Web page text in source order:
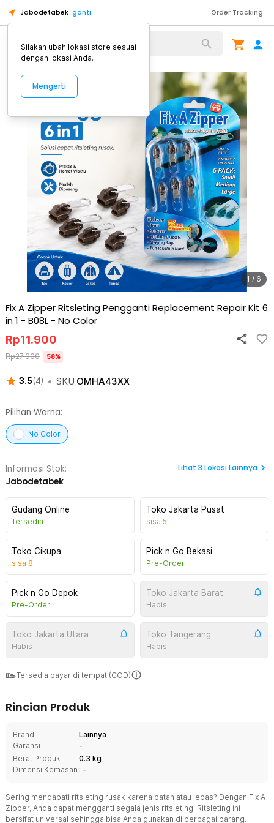
Jabodetabek ganti Order Tracking
Alat Kopi
1 / 6
Fix A Zipper Ritsleting Pengganti Replacement Repair Kit 6
in 1 - B08L - No Color
3.5(4) • SKU OMHA43XX
Rp11.900
Rp27.900 58%
Pilihan Warna:
No Color
Informasi Stok:
Jabodetabek
Lihat 3 Lokasi Lainnya
Gudang Online
Tersedia
Toko Jakarta Pusat
sisa 5
Toko Cikupa
sisa 8
Pick n Go Bekasi
Pre-Order
Pick n Go Depok
Pre-Order
Toko Jakarta Barat
Habis
Toko Jakarta Utara
Habis
Toko Tangerang
Habis
Tersedia bayar di tempat (COD)
Rincian Produk
Brand
Lainnya
Garansi
-
Berat Produk
0.3 kg
Dimensi Kemasan : -
Sering mendapati ritsleting rusak karena patah atau lepas? Dengan Fix A
Zipper, Anda dapat mengganti segala jenis ritsleting. Ritsleting ini
bersifat universal sehingga bisa Anda gunakan di berbagai barang.
Silakan ubah lokasi store sesuai
dengan lokasi Anda.
Mengerti